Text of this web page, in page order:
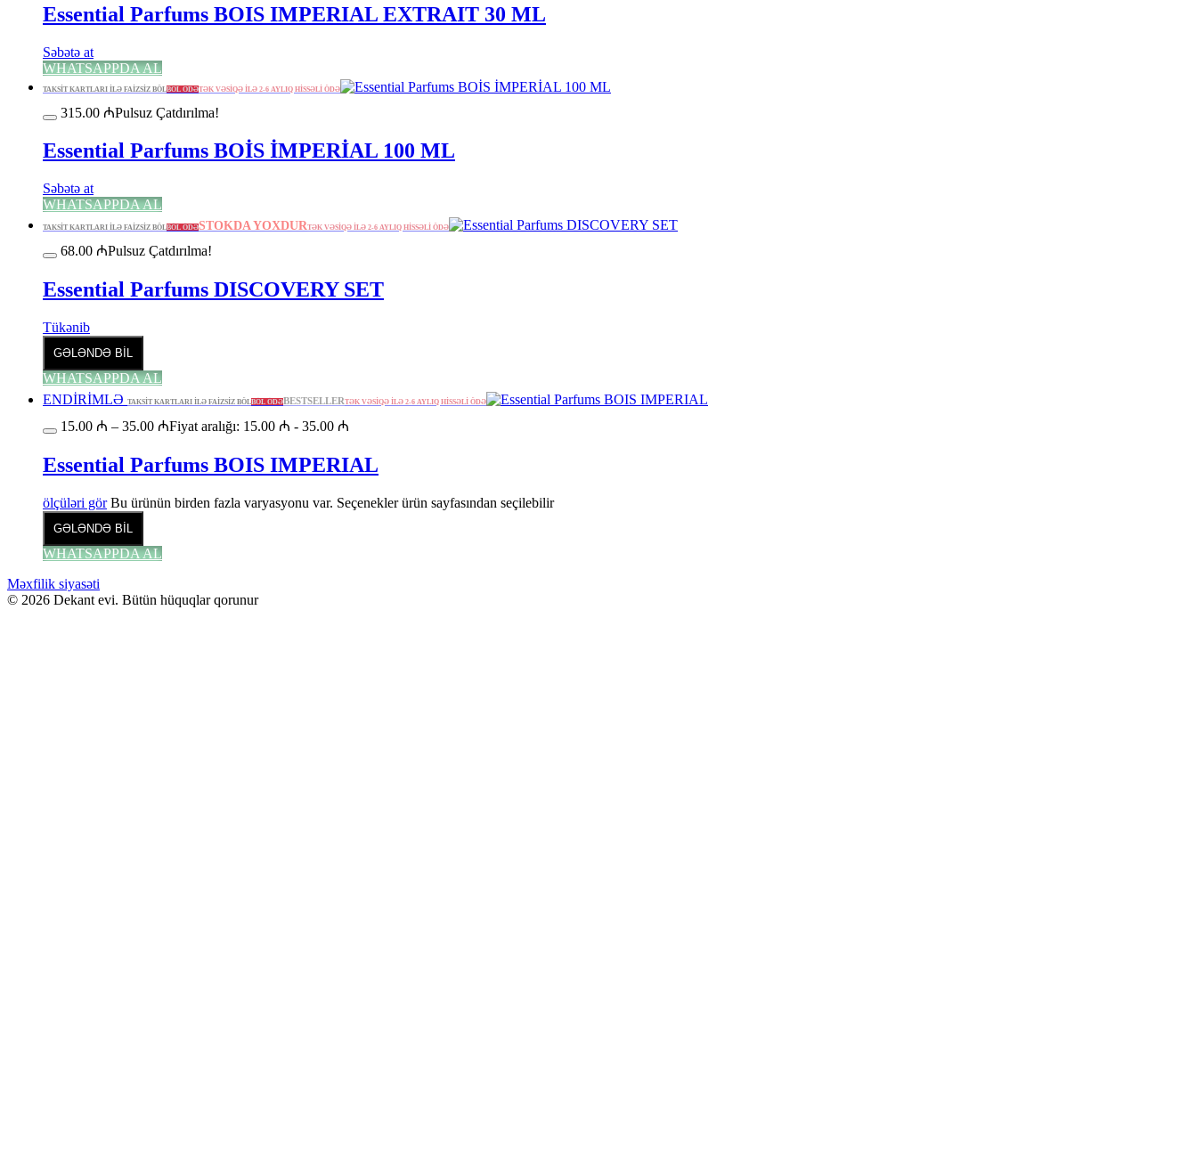
Essential Parfums BOIS IMPERIAL EXTRAIT 30 ML
Səbətə at
WHATSAPPDA AL
TAKSİT KARTLARI İLƏ FAİZSİZ BÖLBÖL ÖDƏTƏK VƏSİQƏ İLƏ 2-6 AYLIQ HİSSƏLİ ÖDƏ
315.00 ₼Pulsuz Çatdırılma!
Essential Parfums BOİS İMPERİAL 100 ML
Səbətə at
WHATSAPPDA AL
TAKSİT KARTLARI İLƏ FAİZSİZ BÖLBÖL ÖDƏSTOKDA YOXDURTƏK VƏSİQƏ İLƏ 2-6 AYLIQ HİSSƏLİ ÖDƏ
68.00 ₼Pulsuz Çatdırılma!
Essential Parfums DISCOVERY SET
Tükənib
GƏLƏNDƏ BİL
WHATSAPPDA AL
ENDİRİMLƏ TAKSİT KARTLARI İLƏ FAİZSİZ BÖLBÖL ÖDƏBESTSELLERTƏK VƏSİQƏ İLƏ 2-6 AYLIQ HİSSƏLİ ÖDƏ
15.00 ₼ – 35.00 ₼Fiyat aralığı: 15.00 ₼ - 35.00 ₼
Essential Parfums BOIS IMPERIAL
ölçüləri gör Bu ürünün birden fazla varyasyonu var. Seçenekler ürün sayfasından seçilebilir
GƏLƏNDƏ BİL
WHATSAPPDA AL
Məxfilik siyasəti
© 2026 Dekant evi. Bütün hüquqlar qorunur